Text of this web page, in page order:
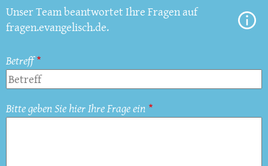
Unser Team beantwortet Ihre Fragen auf
fragen.evangelisch.de.
Betreff
Bitte geben Sie hier Ihre Frage ein